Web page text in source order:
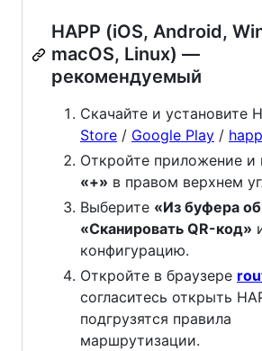
HAPP (iOS, Android,
macOS, Linux) —
рекомендуемый
Скачайте и установите
Store / Google Play /
Откройте приложение и
«+» в правом верхнем
Выберите «Из буфера
«Сканировать QR-код»
конфигурацию.
Откройте в браузере
согласитесь открыть
подгрузятся правила
маршрутизации.